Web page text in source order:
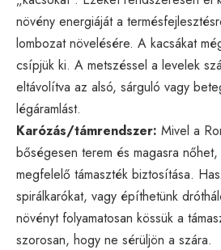
növény energiáját a
lombozat növelésére. A kacsákat
csípjük ki. A metszéssel a levelek
eltávolítva az alsó, sárguló vagy
légáramlást.
Karózás/támrendszer: Mivel a
bőségesen terem és magasra
megfelelő támaszték biztosítása.
spirálkarókat, vagy építhetünk
növényt folyamatosan kössük a
szorosan, hogy ne sérüljön a szára.